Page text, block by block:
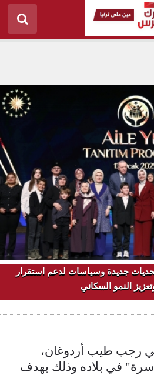
جديدة وسياسات لدعم استقرار
النمو السكاني
رجب طيب أردوغان،
"عام الأسرة" في بلاده وذلك بهدف